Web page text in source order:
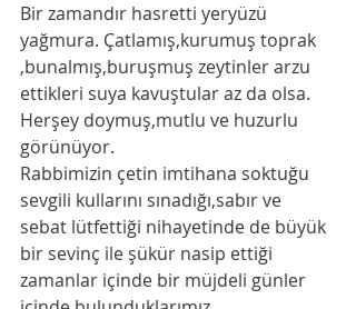
Bir zamandır hasretti yeryüzü
yağmura. Çatlamış,kurumuş toprak
,bunalmış,buruşmuş zeytinler arzu
ettikleri suya kavuştular az da olsa.
Herşey doymuş,mutlu ve huzurlu
görünüyor.
Rabbimizin çetin imtihana soktuğu
sevgili kullarını sınadığı,sabır ve
sebat lütfettiği nihayetinde de büyük
bir sevinç ile şükür nasip ettiği
zamanlar içinde bir müjdeli günler